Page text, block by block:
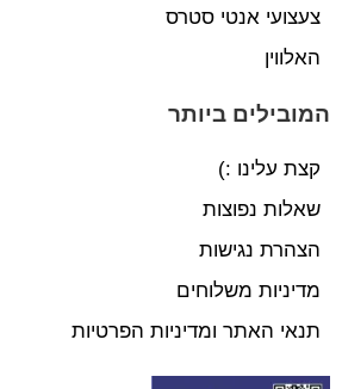
צעצועי אנטי סטרס
האלווין
המובילים ביותר
קצת עלינו :)
שאלות נפוצות
הצהרת נגישות
מדיניות משלוחים
תנאי האתר ומדיניות הפרטיות